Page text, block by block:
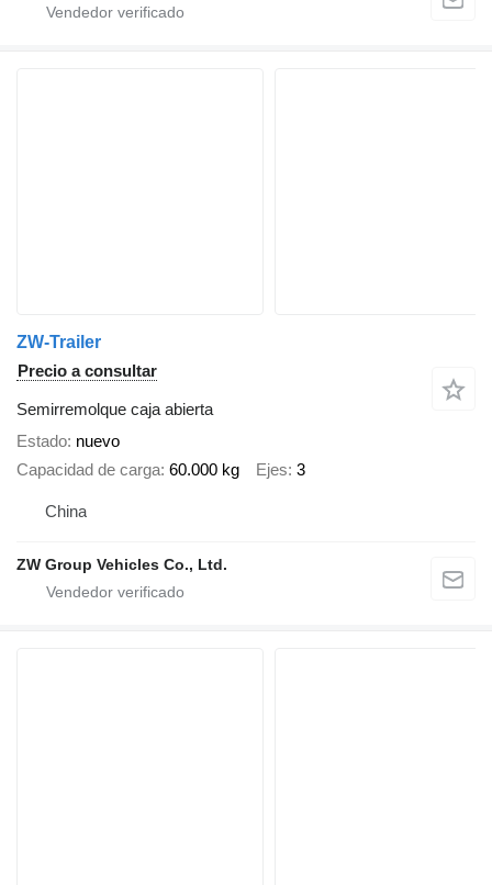
ZW-Trailer
Precio a consultar
Semirremolque caja abierta
Estado nuevo
Capacidad de carga 60.000 kg Ejes 3
China
ZW Group Vehicles Co., Ltd.